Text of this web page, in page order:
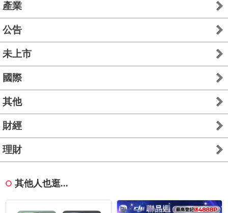
產業
公告
未上市
國際
其他
財經
理財
其他人也逛...